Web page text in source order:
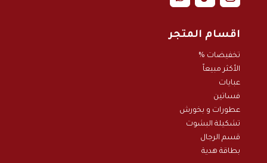
اقسام المتجر
تخفيضات %
الأكثر مبيعاً
عبايات
فساتين
عطورات و بخورش
تشكيلة البشوت
قسم الرجال
بطاقة هدية